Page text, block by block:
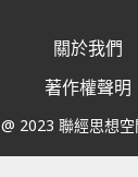
關於我們
著作權聲明
@ 2023 聯經思想